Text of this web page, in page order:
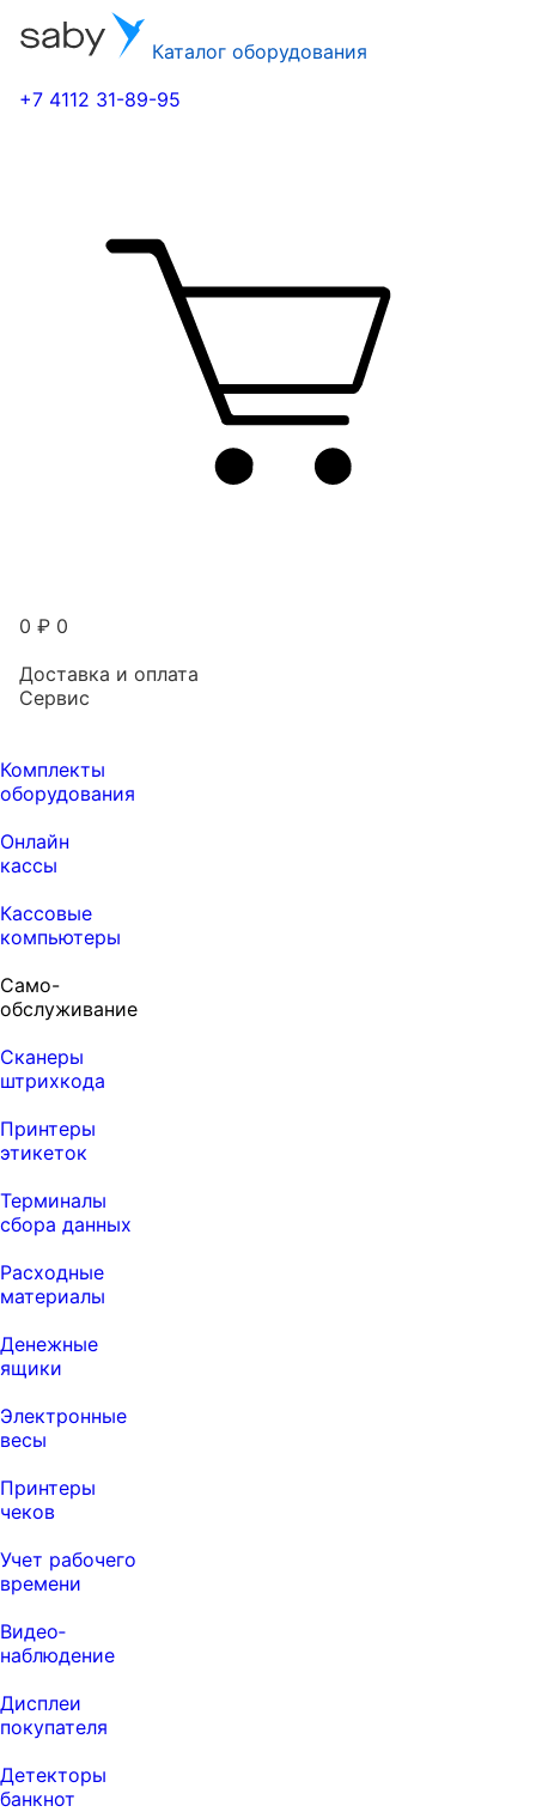
Каталог оборудования
+7 4112 31-89-95
0 ₽ 0
Доставка и оплата
Сервис
Комплекты
оборудования
Онлайн
кассы
Кассовые
компьютеры
Само-
обслуживание
Сканеры
штрихкода
Принтеры
этикеток
Терминалы
сбора данных
Расходные
материалы
Денежные
ящики
Электронные
весы
Принтеры
чеков
Учет рабочего
времени
Видео‑
наблюдение
Дисплеи
покупателя
Детекторы
банкнот